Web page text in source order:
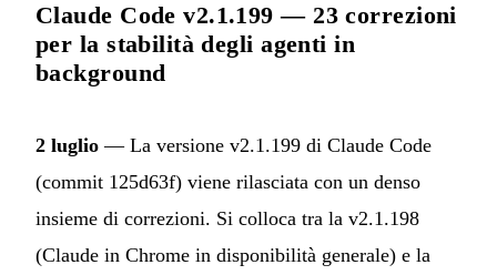
Claude Code v2.1.199 — 23 correzioni
per la stabilità degli agenti in
background
2 luglio — La versione v2.1.199 di Claude Code
(commit 125d63f) viene rilasciata con un denso
insieme di correzioni. Si colloca tra la v2.1.198
(Claude in Chrome in disponibilità generale) e la